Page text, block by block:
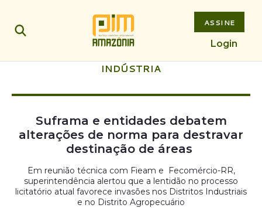
ASSINE
Login
INDÚSTRIA
Suframa e entidades debatem
alterações de norma para destravar
destinação de áreas
Em reunião técnica com Fieam e Fecomércio-RR,
superintendência alertou que a lentidão no processo
licitatório atual favorece invasões nos Distritos Industriais
e no Distrito Agropecuário